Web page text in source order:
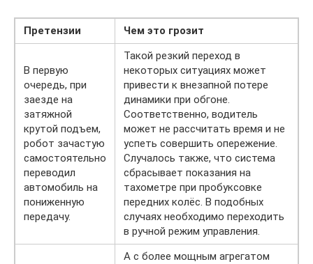
Претензии Чем это грозит
В первую
очередь, при
заезде на
затяжной
крутой подъем,
робот зачастую
самостоятельно
переводил
автомобиль на
пониженную
передачу.
Такой резкий переход в
некоторых ситуациях может
привести к внезапной потере
динамики при обгоне.
Соответственно, водитель
может не рассчитать время и не
успеть совершить опережение.
Случалось также, что система
сбрасывает показания на
тахометре при пробуксовке
передних колёс. В подобных
случаях необходимо переходить
в ручной режим управления.
А с более мощным агрегатом